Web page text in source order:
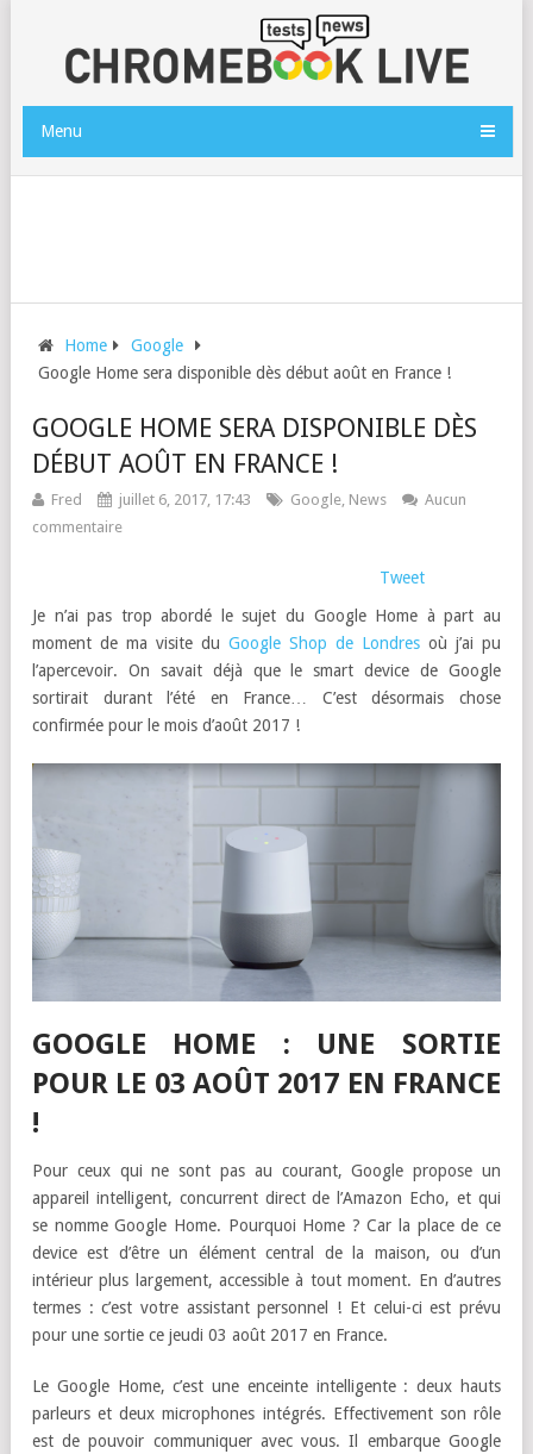
Menu
Home
Google
Google Home sera disponible dès début août en France !
GOOGLE HOME SERA DISPONIBLE DÈS
DÉBUT AOÛT EN FRANCE !
Fred juillet 6, 2017, 17:43 Google, News
Aucun
commentaire
Tweet
Je n’ai pas trop abordé le sujet du Google Home à part au
moment de ma visite du Google Shop de Londres où j’ai pu
l’apercevoir. On savait déjà que le smart device de Google
sortirait durant l’été en France… C’est désormais chose
confirmée pour le mois d’août 2017 !
GOOGLE HOME : UNE SORTIE
POUR LE 03 AOÛT 2017 EN FRANCE
!
Pour ceux qui ne sont pas au courant, Google propose un
appareil intelligent, concurrent direct de l’Amazon Echo, et qui
se nomme Google Home. Pourquoi Home ? Car la place de ce
device est d’être un élément central de la maison, ou d’un
intérieur plus largement, accessible à tout moment. En d’autres
termes : c’est votre assistant personnel ! Et celui-ci est prévu
pour une sortie ce jeudi 03 août 2017 en France.
Le Google Home, c’est une enceinte intelligente : deux hauts
parleurs et deux microphones intégrés. Effectivement son rôle
est de pouvoir communiquer avec vous. Il embarque Google